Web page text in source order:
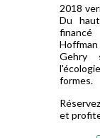
2018
Du
Gehry
formes.
et